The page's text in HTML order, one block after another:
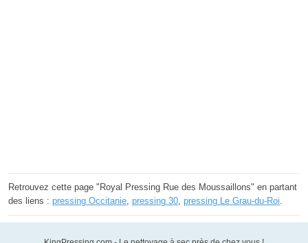
Retrouvez cette page "Royal Pressing Rue des Moussaillons" en partant
des liens : pressing Occitanie, pressing 30, pressing Le Grau-du-Roi.